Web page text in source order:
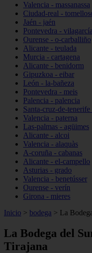
Valencia - massanassa
Ciudad-real -
Jaén - jaén
Pontevedra -
Ourense - o-carballiño
Alicante - teulada
Murcia - cartagena
Alicante - benidorm
Gipuzkoa - eibar
León - la-bañeza
Pontevedra - meis
Palencia - palencia
Santa-cruz-de-
Valencia - paterna
Las-palmas - agüimes
Alicante - alcoi
Valencia - alaquàs
A-coruña - cabanas
Alicante - el-campello
Asturias - grado
Valencia - benetússer
Ourense - verín
Girona - mieres
Inicio > bodega > La
La Bodega del
Tirajana